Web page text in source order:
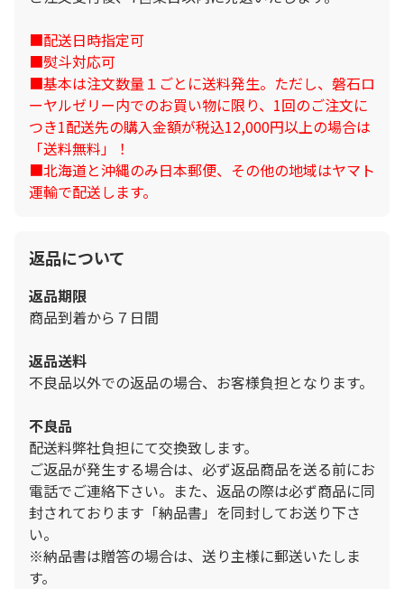
■配送日時指定可
■熨斗対応可
■基本は注文数量１ごとに送料発生。ただし、磐石ロ
ーヤルゼリー内でのお買い物に限り、1回のご注文に
つき1配送先の購入金額が税込12,000円以上の場合は
「送料無料」！
■北海道と沖縄のみ日本郵便、その他の地域はヤマト
運輸で配送します。
返品について
返品期限
商品到着から７日間
返品送料
不良品以外での返品の場合、お客様負担となります。
不良品
配送料弊社負担にて交換致します。
ご返品が発生する場合は、必ず返品商品を送る前にお
電話でご連絡下さい。また、返品の際は必ず商品に同
封されております「納品書」を同封してお送り下さ
い。
※納品書は贈答の場合は、送り主様に郵送いたしま
す。